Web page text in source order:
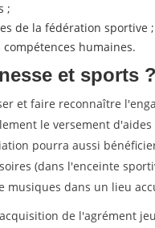
;
de la fédération sportive ;
humaines.
et sports ?
et faire reconnaître
le versement
pourra aussi
(dans l'enceinte
musiques dans un lieu
de l'agrément